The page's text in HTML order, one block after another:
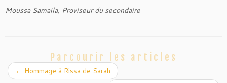
Moussa Samaila, Proviseur du secondaire
Parcourir les articles
← Hommage à Rissa de Sarah